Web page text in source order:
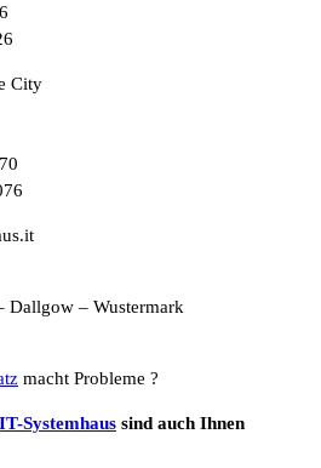
City
Dallgow – Wustermark
macht Probleme ?
IT-Systemhaus sind auch Ihnen